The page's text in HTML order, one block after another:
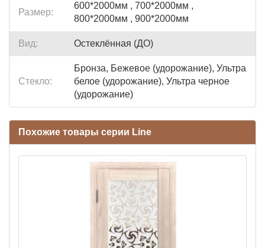
Размер:
600*2000мм , 700*2000мм ,
800*2000мм , 900*2000мм
Вид: Остеклённая (ДО)
Стекло:
Бронза, Бежевое (удорожание), Ультра
белое (удорожание), Ультра черное
(удорожание)
Похожие товары серии Line